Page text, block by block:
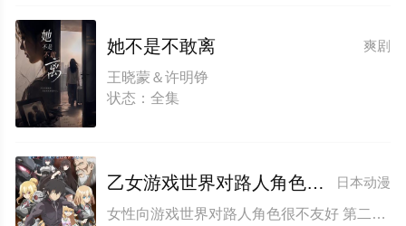
爽剧
她不是不敢离
王晓蒙＆许明铮
状态：全集
日本动漫
乙女游戏世界对路人角色很不友好 第二季
女性向游戏世界对路人角色很不友好 第二季 恋爱游戏世界对路人角色很不友好 第二季 Otome Game Sekai wa Mob ni Kibishii Sekai desu 2nd Season Trapped in a Dating Sim: The World of Otome Games is Tough for Mobs Season 2